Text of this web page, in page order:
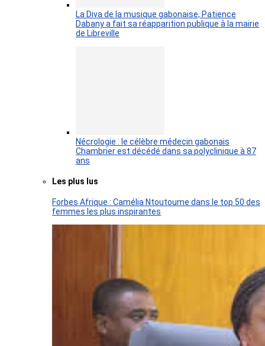
La Diva de la musique gabonaise, Patience
Dabany a fait sa réapparition publique à la mairie
de Libreville
Nécrologie : le célèbre médecin gabonais
Chambrier est décédé dans sa polyclinique à 87
ans
Les plus lus
Forbes Afrique : Camélia Ntoutoume dans le top 50 des
femmes les plus inspirantes